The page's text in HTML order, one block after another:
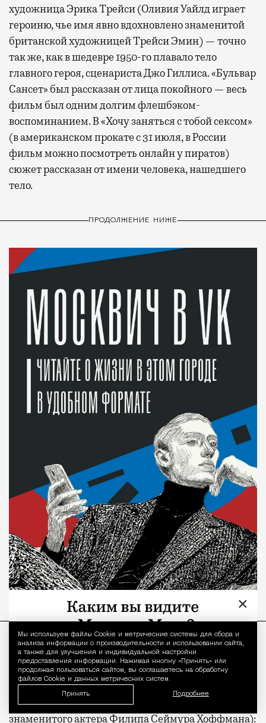
Уведомление
Мы используем файлы Сookie и метрические системы для сбора и
анализа информации о производительности и использовании сайта,
а также для улучшения и индивидуальной настройки
предоставления информации. Нажимая кнопку «Принять» или
продолжая пользоваться сайтом, вы соглашаетесь на обработку
файлов Cookie и данных метрических систем.
Принять Подробнее
художница Эрика Трейси (Оливия Уайлд играет
героиню, чье имя явно вдохновлено знаменитой
британской художницей Трейси Эмин) — точно
так же, как в шедевре 1950-го плавало тело
главного героя, сценариста Джо Гиллиса. «Бульвар
Сансет» был рассказан от лица покойного — весь
фильм был одним долгим флешбэком-
воспоминанием. В «Хочу заняться с тобой сексом»
(в американском прокате с 31 июля, в России
фильм можно посмотреть онлайн у пиратов)
сюжет рассказан от имени человека, нашедшего
тело.
ПРОДОЛЖЕНИЕ НИЖЕ
Плюсы:
— первая фраза, которую произносит главный
герой Эллиот (Купер Хоффман, сын покойного
знаменитого актера Филипа Сеймура Хоффмана):
×